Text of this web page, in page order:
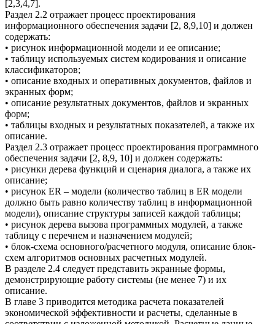
[2,3,4,7].
Раздел 2.2 отражает процесс проектирования
информационного обеспечения задачи [2, 8,9,10] и должен
содержать:
• рисунок информационной модели и ее описание;
• таблицу используемых систем кодирования и описание
классификаторов;
• описание входных и оперативных документов, файлов и
экранных форм;
• описание результатных документов, файлов и экранных
форм;
• таблицы входных и результатных показателей, а также их
описание.
Раздел 2.3 отражает процесс проектирования программного
обеспечения задачи [2, 8,9, 10] и должен содержать:
• рисунки дерева функций и сценария диалога, а также их
описание;
• рисунок ER – модели (количество таблиц в ER модели
должно быть равно количеству таблиц в информационной
модели), описание структуры записей каждой таблицы;
• рисунок дерева вызова программных модулей, а также
таблицу с перечнем и назначением модулей;
• блок-схема основного/расчетного модуля, описание блок-
схем алгоритмов основных расчетных модулей.
В разделе 2.4 следует представить экранные формы,
демонстрирующие работу системы (не менее 7) и их
описание.
В главе 3 приводится методика расчета показателей
экономической эффективности и расчеты, сделанные в